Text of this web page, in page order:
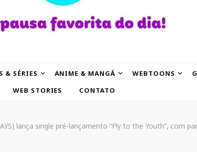
& SÉRIES ANIME & MANGÁ WEBTOONS
WEB STORIES
CONTATO
lança single pré-lançamento “Fly to the Youth”, com